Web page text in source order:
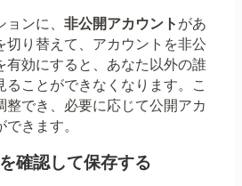
ンに、 非公開アカウントがあ
切り替えて、アカウントを非公
有効にすると、あなた以外の誰
ることができなくなります。こ
整でき、必要に応じて公開アカ
きます。
確認して保存する